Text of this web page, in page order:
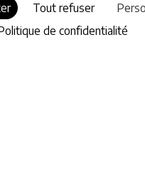
Tout refuser
de confidentialité